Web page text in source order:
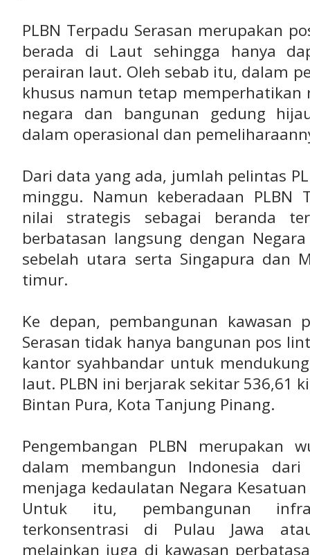
PLBN Terpadu Serasan merupakan
berada di Laut sehingga hanya
perairan laut. Oleh sebab itu, dalam
khusus namun tetap memperhatikan
negara dan bangunan gedung
dalam operasional dan
Dari data yang ada, jumlah pelintas
minggu. Namun keberadaan PLBN
nilai strategis sebagai beranda
berbatasan langsung dengan
sebelah utara serta Singapura dan
timur.
Ke depan, pembangunan kawasan
Serasan tidak hanya bangunan pos
kantor syahbandar untuk
laut. PLBN ini berjarak sekitar 536,61
Bintan Pura, Kota Tanjung Pinang.
Pengembangan PLBN merupakan
dalam membangun Indonesia
menjaga kedaulatan Negara
Untuk itu, pembangunan
terkonsentrasi di Pulau Jawa
melainkan juga di kawasan